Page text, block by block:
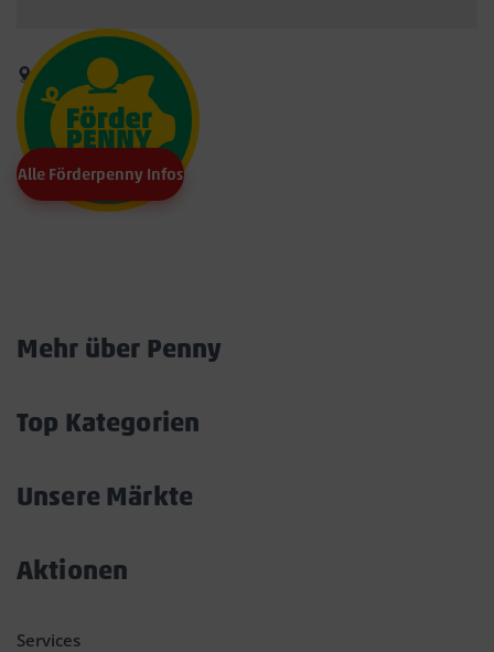
Alle Förderpenny Infos
Mehr über Penny
Top Kategorien
Unsere Märkte
Aktionen
Services